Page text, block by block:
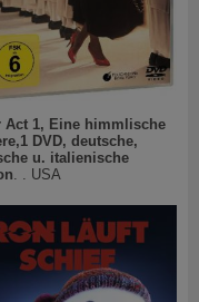
Act 1, Eine himmlische
DVD, deutsche,
u. italienische
. . USA